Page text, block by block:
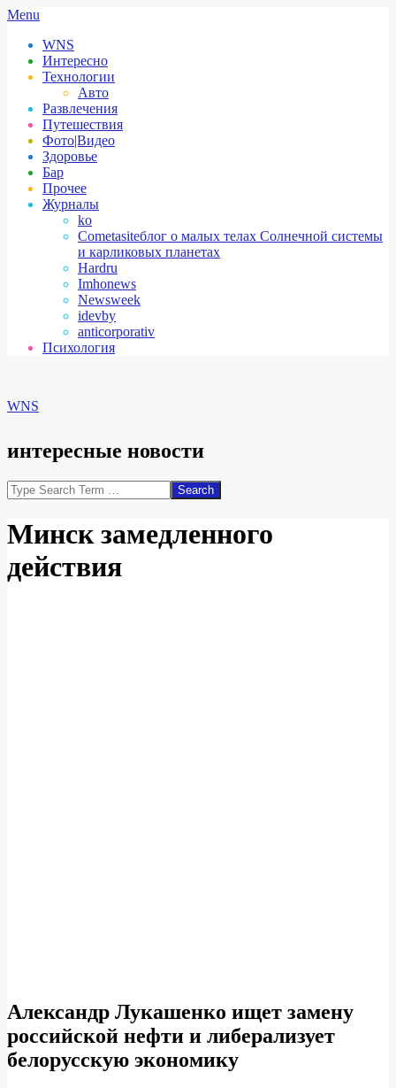
Skip
content
Secondary
Menu
Menu
WNS
Интересно
Технологии
Авто
Развлечения
Путешествия
Фото|Видео
Здоровье
Бар
Прочее
Журналы
ko
Cometasiteблог о малых телах Солнечной системы
и карликовых планетах
Hardru
Imhonews
Newsweek
idevby
anticorporativ
Психология
WNS
интересные новости
Search
Минск замедленного
действия
Александр Лукашенко ищет замену
российской нефти и либерализует
белорусскую экономику